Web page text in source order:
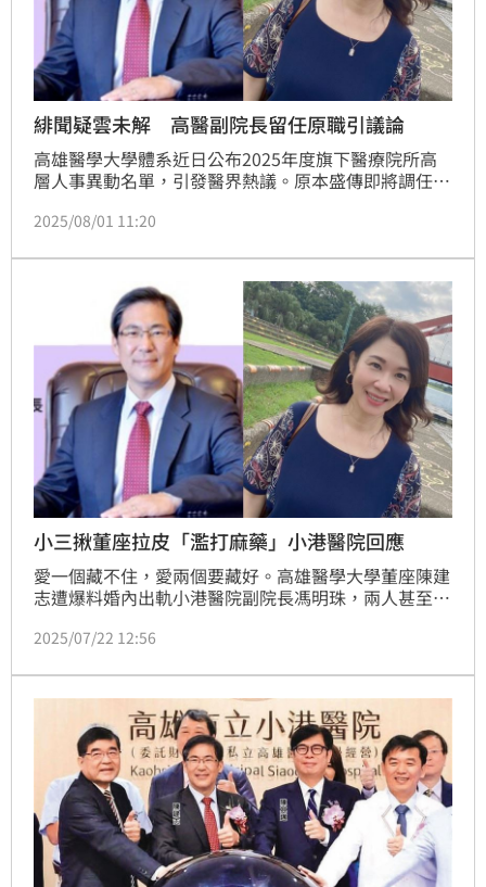
緋聞疑雲未解 高醫副院長留任原職引議論
高雄醫學大學體系近日公布2025年度旗下醫療院所高
層人事異動名單，引發醫界熱議。原本盛傳即將調任中
異動，續任原職至2027年7月31日。由於馮與高醫董事
敏感，掀起更大關注。
2025/08/01 11:20
小三揪董座拉皮「濫打麻藥」小港醫院回應
愛一個藏不住，愛兩個要藏好。高雄醫學大學董座陳建
志遭爆料婚內出軌小港醫院副院長馮明珠，兩人甚至共
開的秘密。此外，馮5月私下帶陳到小港醫院拉皮醫
就是偽造病例，引發爭議。對此，衛生局說接獲陳情已
派員稽查，查獲違反管制藥品管理條例裁處在案。小港
醫院則回應，虛心接受主管機關的查核與各界的指教。
2025/07/22 12:56